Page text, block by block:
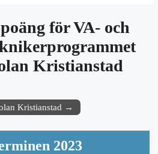
för VA- och
Kristianstad
Kristianstad →
2023